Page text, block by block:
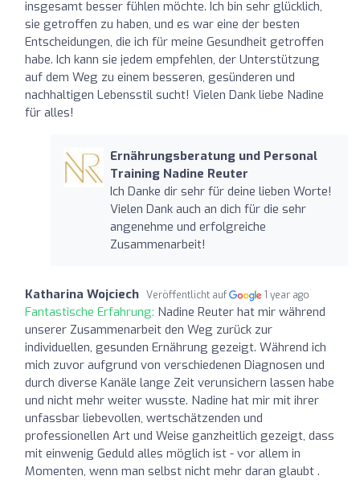
insgesamt besser fühlen möchte. Ich bin sehr glücklich,
sie getroffen zu haben, und es war eine der besten
Entscheidungen, die ich für meine Gesundheit getroffen
habe. Ich kann sie jedem empfehlen, der Unterstützung
auf dem Weg zu einem besseren, gesünderen und
nachhaltigen Lebensstil sucht! Vielen Dank liebe Nadine
für alles!
Ernährungsberatung und Personal
Training Nadine Reuter
Ich Danke dir sehr für deine lieben Worte!
Vielen Dank auch an dich für die sehr
angenehme und erfolgreiche
Zusammenarbeit!
Katharina Wojciech Veröffentlicht auf 1 year ago
Fantastische Erfahrung: Nadine Reuter hat mir während
unserer Zusammenarbeit den Weg zurück zur
individuellen, gesunden Ernährung gezeigt. Während ich
mich zuvor aufgrund von verschiedenen Diagnosen und
durch diverse Kanäle lange Zeit verunsichern lassen habe
und nicht mehr weiter wusste. Nadine hat mir mit ihrer
unfassbar liebevollen, wertschätzenden und
professionellen Art und Weise ganzheitlich gezeigt, dass
mit einwenig Geduld alles möglich ist - vor allem in
Momenten, wenn man selbst nicht mehr daran glaubt .